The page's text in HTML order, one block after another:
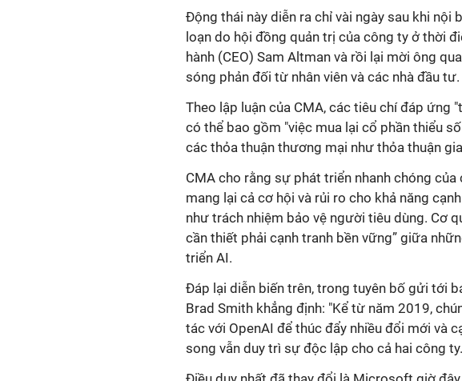
Động thái này diễn ra chỉ vài ngày sau khi nội
loạn do hội đồng quản trị của công ty ở thời
hành (CEO) Sam Altman và rồi lại mời ông
sóng phản đối từ nhân viên và các nhà đầu tư.
Theo lập luận của CMA, các tiêu chí đáp ứng
có thể bao gồm "việc mua lại cổ phần thiểu
các thỏa thuận thương mại như thỏa thuận
CMA cho rằng sự phát triển nhanh chóng
mang lại cả cơ hội và rủi ro cho khả năng
như trách nhiệm bảo vệ người tiêu dùng. Cơ
cần thiết phải cạnh tranh bền vững” giữa
triển AI.
Đáp lại diễn biến trên, trong tuyên bố gửi tới
Brad Smith khẳng định: "Kể từ năm 2019,
tác với OpenAI để thúc đẩy nhiều đổi mới và
song vẫn duy trì sự độc lập cho cả hai công ty.